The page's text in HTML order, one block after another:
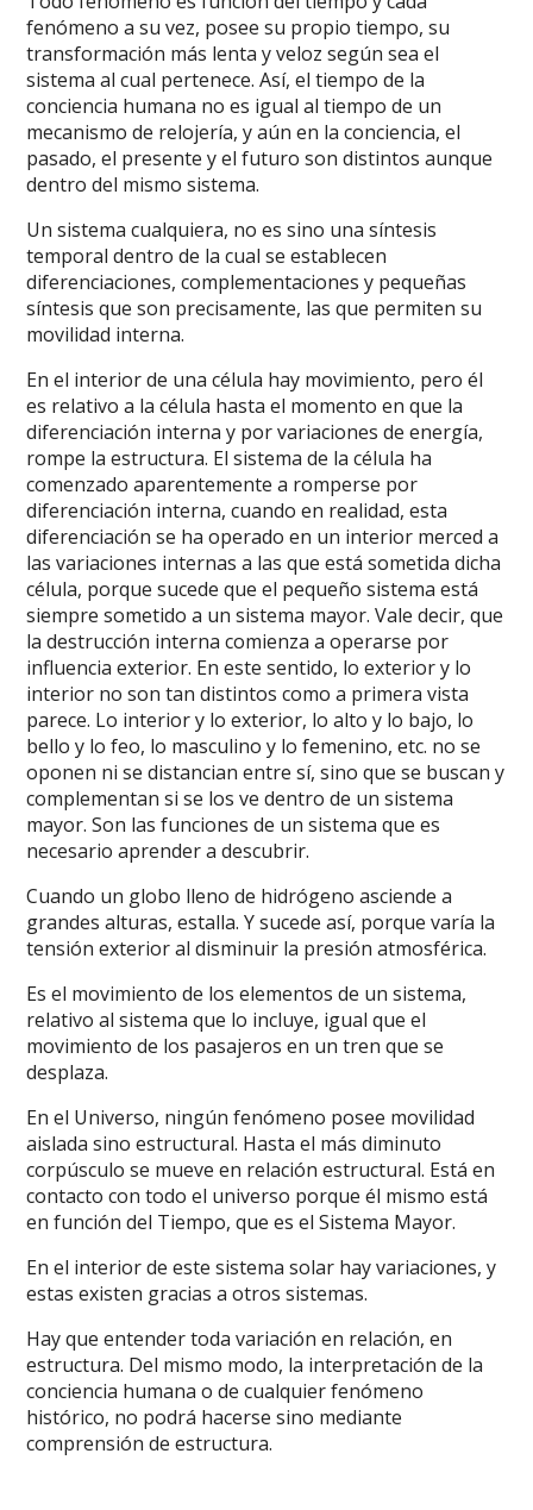
fenómeno a su vez, posee su propio tiempo, su
transformación más lenta y veloz según sea el
sistema al cual pertenece. Así, el tiempo de la
conciencia humana no es igual al tiempo de un
mecanismo de relojería, y aún en la conciencia, el
pasado, el presente y el futuro son distintos aunque
dentro del mismo sistema.
Un sistema cualquiera, no es sino una síntesis
temporal dentro de la cual se establecen
diferenciaciones, complementaciones y pequeñas
síntesis que son precisamente, las que permiten su
movilidad interna.
En el interior de una célula hay movimiento, pero él
es relativo a la célula hasta el momento en que la
diferenciación interna y por variaciones de energía,
rompe la estructura. El sistema de la célula ha
comenzado aparentemente a romperse por
diferenciación interna, cuando en realidad, esta
diferenciación se ha operado en un interior merced a
las variaciones internas a las que está sometida dicha
célula, porque sucede que el pequeño sistema está
siempre sometido a un sistema mayor. Vale decir, que
la destrucción interna comienza a operarse por
influencia exterior. En este sentido, lo exterior y lo
interior no son tan distintos como a primera vista
parece. Lo interior y lo exterior, lo alto y lo bajo, lo
bello y lo feo, lo masculino y lo femenino, etc. no se
oponen ni se distancian entre sí, sino que se buscan y
complementan si se los ve dentro de un sistema
mayor. Son las funciones de un sistema que es
necesario aprender a descubrir.
Cuando un globo lleno de hidrógeno asciende a
grandes alturas, estalla. Y sucede así, porque varía la
tensión exterior al disminuir la presión atmosférica.
Es el movimiento de los elementos de un sistema,
relativo al sistema que lo incluye, igual que el
movimiento de los pasajeros en un tren que se
desplaza.
En el Universo, ningún fenómeno posee movilidad
aislada sino estructural. Hasta el más diminuto
corpúsculo se mueve en relación estructural. Está en
contacto con todo el universo porque él mismo está
en función del Tiempo, que es el Sistema Mayor.
En el interior de este sistema solar hay variaciones, y
estas existen gracias a otros sistemas.
Hay que entender toda variación en relación, en
estructura. Del mismo modo, la interpretación de la
conciencia humana o de cualquier fenómeno
histórico, no podrá hacerse sino mediante
comprensión de estructura.